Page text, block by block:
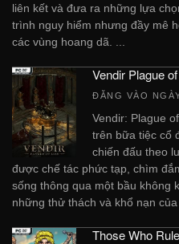
liên kết và đưa ra những lựa
trình nguy hiểm nhưng đầy mê
các vùng hoang dã. ...
Vendir Plague
ĐĂNG VÀO
Vendir: Plague
trên bữa tiệc cổ
chiến đấu theo
được chế tác phức tạp, chìm
sống thông qua một bầu không
những thử thách và khổ nạn
Those Who